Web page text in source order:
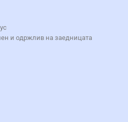
и одржлив на заедницата